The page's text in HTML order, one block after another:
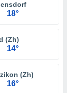
18°
(Zh)
14°
(Zh)
16°